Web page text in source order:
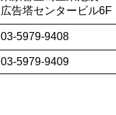
広告塔センタービル6F
03-5979-9408
03-5979-9409